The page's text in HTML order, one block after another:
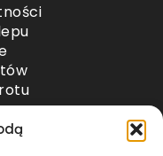
paletowe